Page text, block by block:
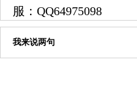
服： QQ64975098
我来说两句